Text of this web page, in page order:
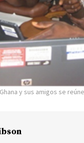
y sus amigos se